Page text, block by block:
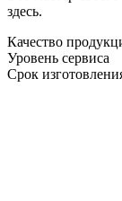
здесь.
Качество
Уровень сервиса
Срок